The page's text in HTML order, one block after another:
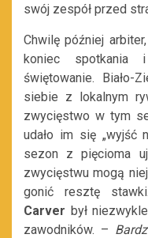
swój zespół przed
Chwilę później arbiter,
koniec spotkania
świętowanie.
siebie z lokalnym
zwycięstwo w tym
udało im się „wyjść
sezon z pięcioma
zwycięstwu mogą
gonić resztę
Carver był
zawodników. –